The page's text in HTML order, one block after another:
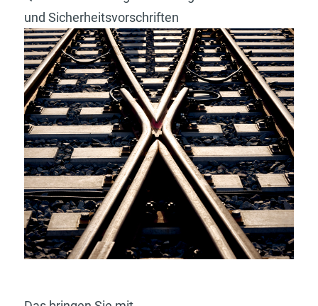
und Sicherheitsvorschriften